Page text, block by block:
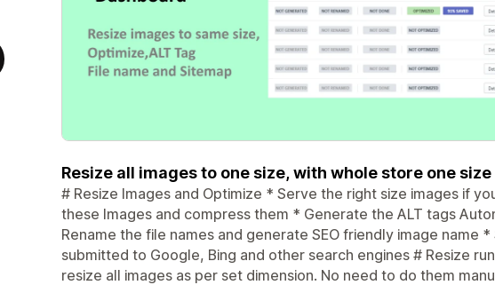
Resize all images to one size, with whole store one
# Resize Images and Optimize * Serve the right size images if
these Images and compress them * Generate the ALT tags
Rename the file names and generate SEO friendly image name
submitted to Google, Bing and other search engines # Resize
resize all images as per set dimension. No need to do them